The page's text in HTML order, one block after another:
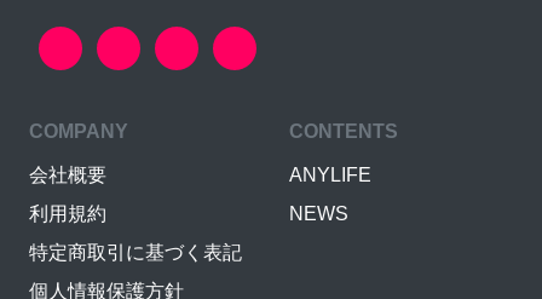
COMPANY
会社概要
利用規約
特定商取引に基づく表記
個人情報保護方針
CONTENTS
ANYLIFE
NEWS